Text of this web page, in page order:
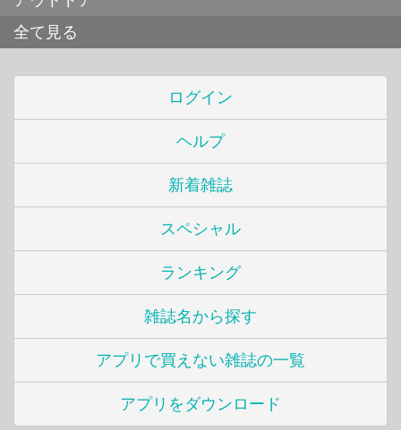
全て見る
ログイン
ヘルプ
新着雑誌
スペシャル
ランキング
雑誌名から探す
アプリで買えない雑誌の一覧
アプリをダウンロード